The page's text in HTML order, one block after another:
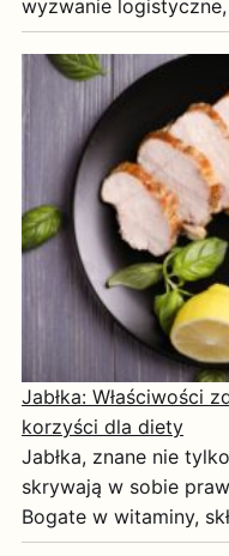
wyzwanie
Jabłka: Właściwości
korzyści dla diety
Jabłka, znane nie
skrywają w sobie
Bogate w witaminy,